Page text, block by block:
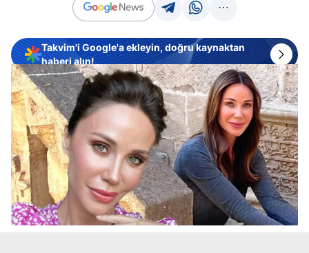
Takvim'i Google'a ekleyin, doğru kaynaktan
haberi alın!